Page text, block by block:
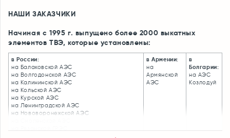
НАШИ ЗАКАЗЧИКИ
Начиная с 1995 г. выпущено более 2000 выкатных
элементов ТВЭ, которые установлены:
в России:
на Балаковской АЭС
на Волгодонской АЭС
на Калининской АЭС
на Кольской АЭС
на Курской АЭС
на Ленинградской АЭС
на Нововоронежской АЭС
в Армении:
на
Армянской
АЭС
в
Болгарии:
на АЭС
Козлодуй